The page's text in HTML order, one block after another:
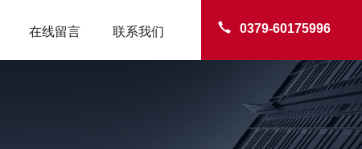
0379-60175996
在线留言 联系我们